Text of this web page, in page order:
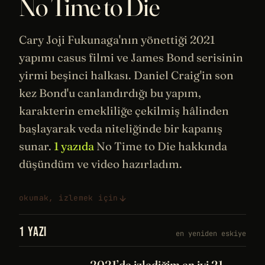
No Time to Die
Cary Joji Fukunaga'nın yönettiği 2021
yapımı casus filmi ve James Bond serisinin
yirmi beşinci halkası. Daniel Craig'in son
kez Bond'u canlandırdığı bu yapım,
karakterin emekliliğe çekilmiş hâlinden
başlayarak veda niteliğinde bir kapanış
sunar. 1 yazıda No Time to Die hakkında
düşündüm ve video hazırladım.
okumak, izlemek için
1 YAZI en yeniden eskiye